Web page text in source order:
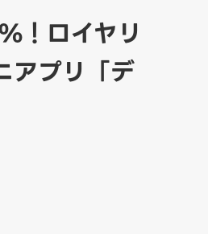
！ロイヤリ
アプリ「デ